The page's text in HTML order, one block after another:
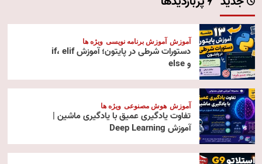
آموزش آموزش برنامه نویسی ویژه ها
دستورات شرطی در پایتون؛ آموزش if، elif
و else
آموزش هوش مصنوعی ویژه ها
تفاوت یادگیری عمیق با یادگیری ماشین |
آموزش Deep Learning